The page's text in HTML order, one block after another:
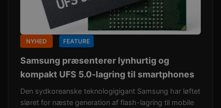
NYHED FEATURE
Samsung præsenterer lynhurtig og
kompakt UFS 5.0-lagring til smartphones
Den sydkoreanske teknologigigant Samsung har løftet
sløret for næste generation af flash-lagring til mobile